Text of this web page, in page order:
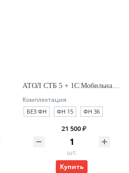
Комплектация
БЕЗ ФН ФН 15 ФН 36
21 500 ₽
шт.
Купить